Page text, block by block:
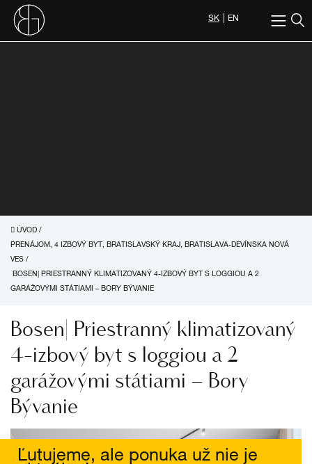
SK EN
ÚVOD /
PRENÁJOM, 4 IZBOVÝ BYT, BRATISLAVSKÝ KRAJ, BRATISLAVA-DEVÍNSKA NOVÁ
VES /
BOSEN| PRIESTRANNÝ KLIMATIZOVANÝ 4-IZBOVÝ BYT S LOGGIOU A 2
GARÁŽOVÝMI STÁTIAMI – BORY BÝVANIE
Bosen| Priestranný klimatizovaný
4-izbový byt s loggiou a 2
garážovými státiami – Bory
Bývanie
Ľutujeme, ale ponuka už nie je